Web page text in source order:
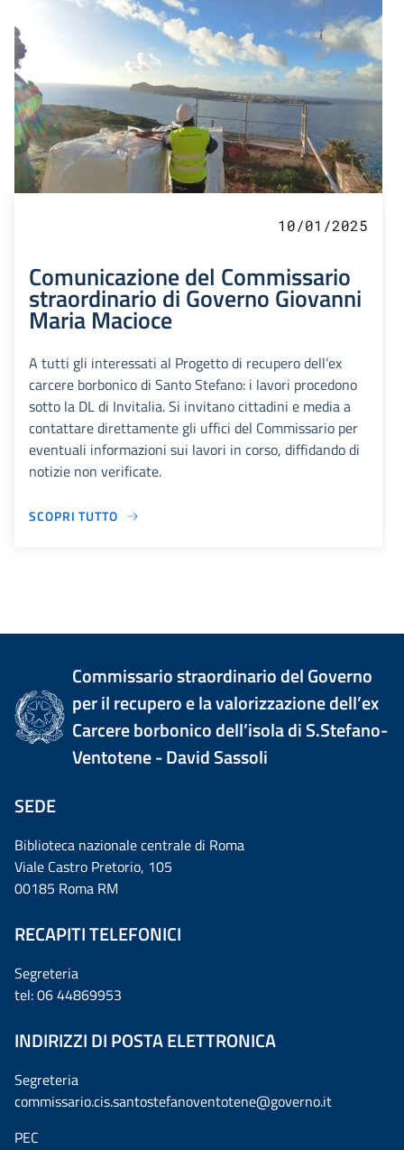
10/01/2025
Comunicazione del Commissario
straordinario di Governo Giovanni
Maria Macioce
A tutti gli interessati al Progetto di recupero dell’ex
carcere borbonico di Santo Stefano: i lavori procedono
sotto la DL di Invitalia. Si invitano cittadini e media a
contattare direttamente gli uffici del Commissario per
eventuali informazioni sui lavori in corso, diffidando di
notizie non verificate.
SCOPRI TUTTO
Commissario straordinario del Governo
per il recupero e la valorizzazione dell’ex
Carcere borbonico dell’isola di S.Stefano-
Ventotene - David Sassoli
SEDE
Biblioteca nazionale centrale di Roma
Viale Castro Pretorio, 105
00185 Roma RM
RECAPITI TELEFONICI
Segreteria
tel: 06 44869953
INDIRIZZI DI POSTA ELETTRONICA
Segreteria
commissario.cis.santostefanoventotene@governo.it
PEC